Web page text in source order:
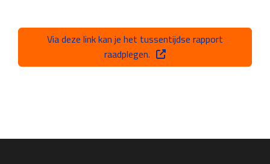
Via deze link kan je het tussentijdse rapport
raadplegen.